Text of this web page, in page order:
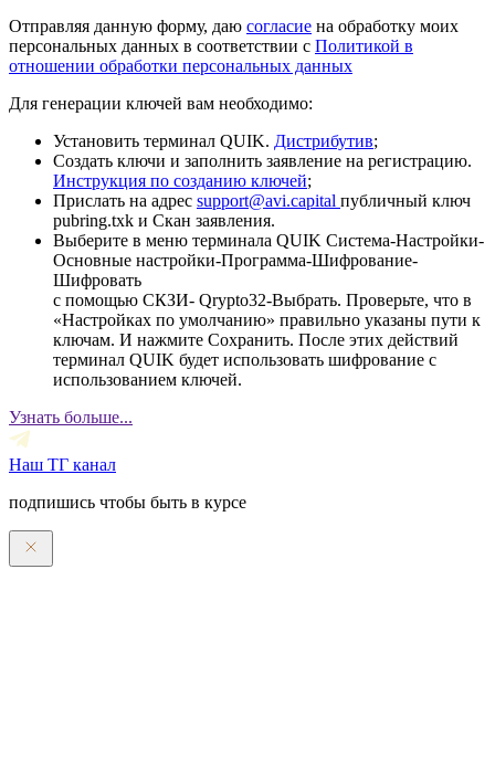
Отправляя данную форму, даю согласие на обработку моих
персональных данных в соответствии с Политикой в
отношении обработки персональных данных
Для генерации ключей вам необходимо:
Установить терминал QUIK. Дистрибутив;
Создать ключи и заполнить заявление на регистрацию.
Инструкция по созданию ключей;
Прислать на адрес support@avi.capital публичный ключ
pubring.txk и Скан заявления.
Выберите в меню терминала QUIK Система-Настройки-
Основные настройки-Программа-Шифрование-
Шифровать
с помощью СКЗИ- Qrypto32-Выбрать. Проверьте, что в
«Настройках по умолчанию» правильно указаны пути к
ключам. И нажмите Сохранить. После этих действий
терминал QUIK будет использовать шифрование с
использованием ключей.
Узнать больше...
Наш ТГ канал
подпишись чтобы быть в курсе